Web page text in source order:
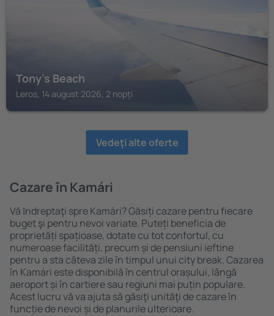
Tony's Beach
Leros, 14 august 2026, 2 nopți
Vedeţi alte oferte
Cazare în Kamári
Vă ȋndreptaţi spre Kamári? Găsiți cazare pentru fiecare
buget şi pentru nevoi variate. Puteți beneficia de
proprietăți spațioase, dotate cu tot confortul, cu
numeroase facilități, precum și de pensiuni ieftine
pentru a sta câteva zile în timpul unui city break. Cazarea
în Kamári este disponibilă în centrul orașului, lângă
aeroport și în cartiere sau regiuni mai puțin populare.
Acest lucru vă va ajuta să găsiţi unităţi de cazare în
funcție de nevoi și de planurile ulterioare.